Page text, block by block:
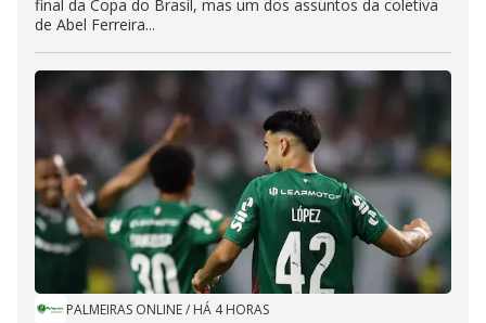
final da Copa do Brasil, mas um dos assuntos da coletiva
de Abel Ferreira...
PALMEIRAS ONLINE/ HÁ 4 HORAS